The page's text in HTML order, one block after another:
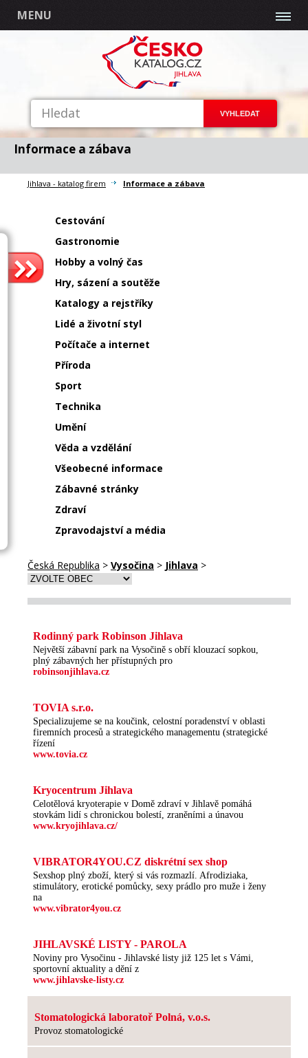
MENU
Informace a zábava
Jihlava - katalog firem Informace a zábava
Cestování
Gastronomie
Hobby a volný čas
Hry, sázení a soutěže
Katalogy a rejstříky
Lidé a životní styl
Počítače a internet
Příroda
Sport
Technika
Umění
Věda a vzdělání
Všeobecné informace
Zábavné stránky
Zdraví
Zpravodajství a média
Česká Republika > Vysočina > Jihlava >
Rodinný park Robinson Jihlava
Největší zábavní park na Vysočině s obří klouzací sopkou,
plný zábavných her přístupných pro
robinsonjihlava.cz
TOVIA s.r.o.
Specializujeme se na koučink, celostní poradenství v oblasti
firemních procesů a strategického managementu (strategické
řízení
www.tovia.cz
Kryocentrum Jihlava
Celotělová kryoterapie v Domě zdraví v Jihlavě pomáhá
stovkám lidí s chronickou bolestí, zraněními a únavou
www.kryojihlava.cz/
VIBRATOR4YOU.CZ diskrétní sex shop
Sexshop plný zboží, který si vás rozmazlí. Afrodiziaka,
stimulátory, erotické pomůcky, sexy prádlo pro muže i ženy
na
www.vibrator4you.cz
JIHLAVSKÉ LISTY - PAROLA
Noviny pro Vysočinu - Jihlavské listy již 125 let s Vámi,
sportovní aktuality a dění z
www.jihlavske-listy.cz
Stomatologická laboratoř Polná, v.o.s.
Provoz stomatologické